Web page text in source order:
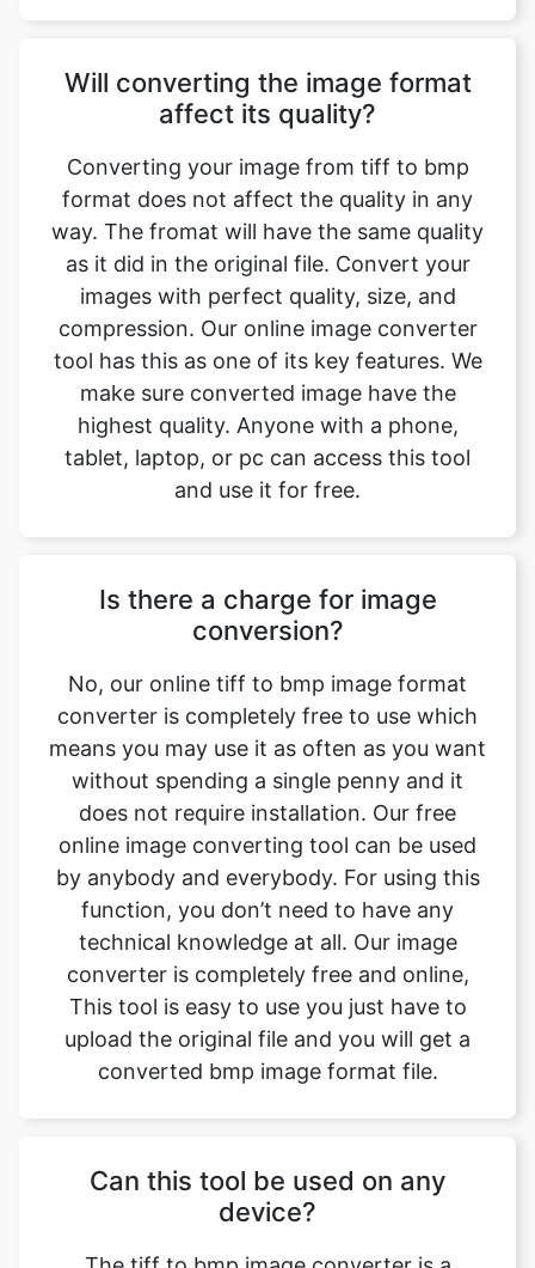
format does not affect the quality in any
way. The fromat will have the same quality
as it did in the original file. Convert your
images with perfect quality, size, and
compression. Our online image converter
tool has this as one of its key features. We
make sure converted image have the
highest quality. Anyone with a phone,
tablet, laptop, or pc can access this tool
and use it for free.
Is there a charge for image
converter is completely free to use which
means you may use it as often as you want
without spending a single penny and it
does not require installation. Our free
online image converting tool can be used
by anybody and everybody. For using this
function, you don’t need to have any
technical knowledge at all. Our image
converter is completely free and online,
This tool is easy to use you just have to
upload the original file and you will get a
converted bmp image format file.
Can this tool be used on any
simple, free, and easy tool. With this simple
tool, we can easily change the file format.
This tool is accessible to anyone on the